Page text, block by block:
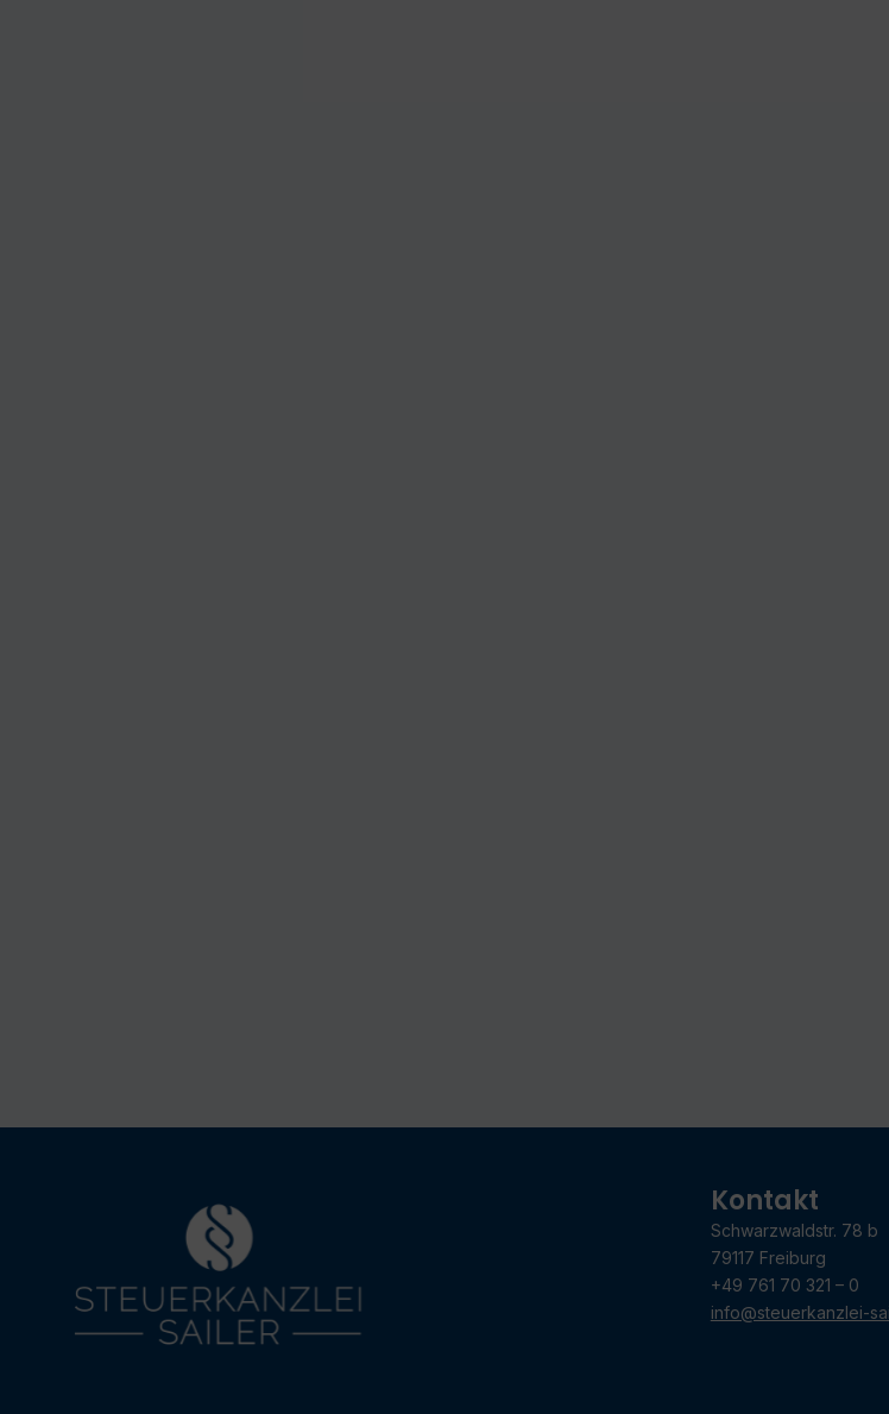
Kontakt
Schwarzwaldstr. 78 b
79117 Freiburg
+49 761 70 321 – 0
info@steuerkanzlei-